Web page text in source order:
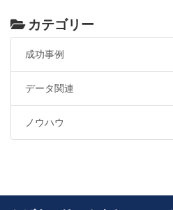
カテゴリー
成功事例
データ関連
ノウハウ